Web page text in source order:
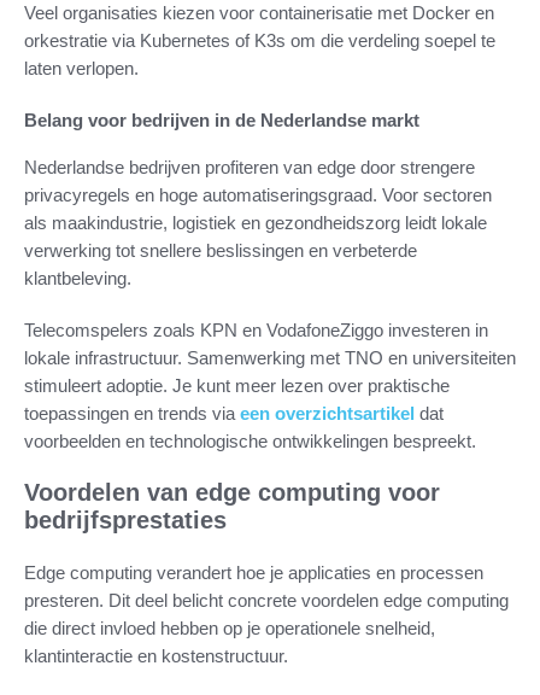
Veel organisaties kiezen voor containerisatie met Docker en
orkestratie via Kubernetes of K3s om die verdeling soepel te
laten verlopen.
Belang voor bedrijven in de Nederlandse markt
Nederlandse bedrijven profiteren van edge door strengere
privacyregels en hoge automatiseringsgraad. Voor sectoren
als maakindustrie, logistiek en gezondheidszorg leidt lokale
verwerking tot snellere beslissingen en verbeterde
klantbeleving.
Telecomspelers zoals KPN en VodafoneZiggo investeren in
lokale infrastructuur. Samenwerking met TNO en universiteiten
stimuleert adoptie. Je kunt meer lezen over praktische
toepassingen en trends via een overzichtsartikel dat
voorbeelden en technologische ontwikkelingen bespreekt.
Voordelen van edge computing voor
bedrijfsprestaties
Edge computing verandert hoe je applicaties en processen
presteren. Dit deel belicht concrete voordelen edge computing
die direct invloed hebben op je operationele snelheid,
klantinteractie en kostenstructuur.